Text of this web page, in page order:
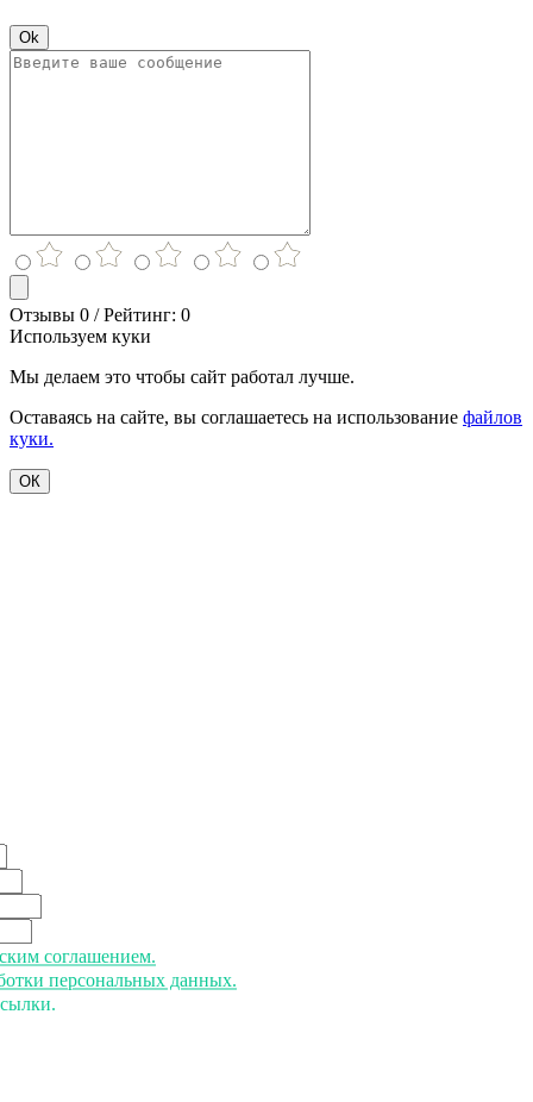
Ok
Отзывы 0 / Рейтинг: 0
Используем куки
Мы делаем это чтобы сайт работал лучше.
Оставаясь на сайте, вы соглашаетесь на использование файлов
куки.
ОК
соглашением.
персональных данных.